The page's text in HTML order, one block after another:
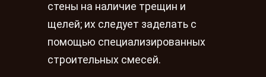
стены на наличие трещин и
щелей; их следует заделать с
помощью специализированных
строительных смесей.